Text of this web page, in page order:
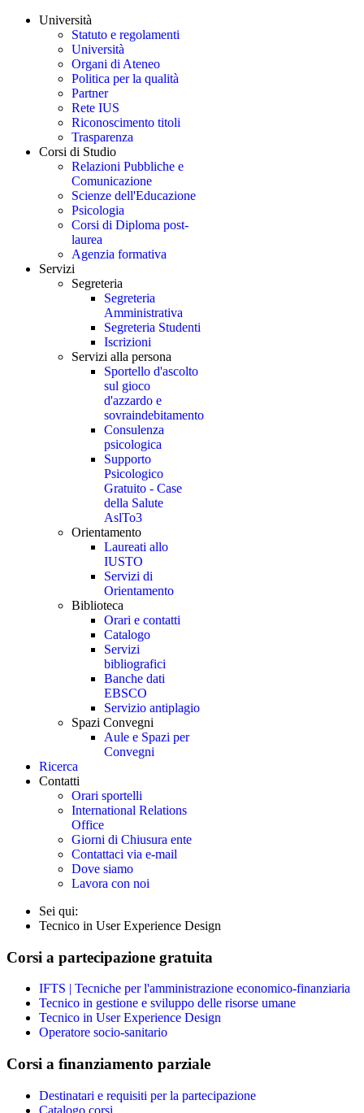
Università
Statuto e regolamenti
Università
Organi di Ateneo
Politica per la qualità
Partner
Rete IUS
Riconoscimento titoli
Trasparenza
Corsi di Studio
Relazioni Pubbliche e
Comunicazione
Scienze dell'Educazione
Psicologia
Corsi di Diploma post-
laurea
Agenzia formativa
Servizi
Segreteria
Segreteria
Amministrativa
Segreteria Studenti
Iscrizioni
Servizi alla persona
Sportello d'ascolto
sul gioco
d'azzardo e
sovraindebitamento
Consulenza
psicologica
Supporto
Psicologico
Gratuito - Case
della Salute
AslTo3
Orientamento
Laureati allo
IUSTO
Servizi di
Orientamento
Biblioteca
Orari e contatti
Catalogo
Servizi
bibliografici
Banche dati
EBSCO
Servizio antiplagio
Spazi Convegni
Aule e Spazi per
Convegni
Ricerca
Contatti
Orari sportelli
International Relations
Office
Giorni di Chiusura ente
Contattaci via e-mail
Dove siamo
Lavora con noi
Sei qui:
Tecnico in User Experience Design
Corsi a partecipazione gratuita
IFTS | Tecniche per l'amministrazione economico-finanziaria
Tecnico in gestione e sviluppo delle risorse umane
Tecnico in User Experience Design
Operatore socio-sanitario
Corsi a finanziamento parziale
Destinatari e requisiti per la partecipazione
Catalogo corsi